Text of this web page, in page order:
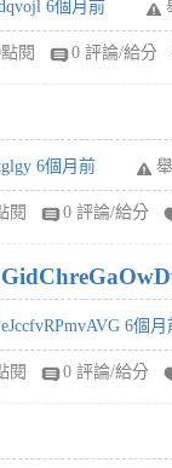
6個月前
閱 0 評論/給分
6個月前
閱 0 評論/給分
6個月
閱 0 評論/給分